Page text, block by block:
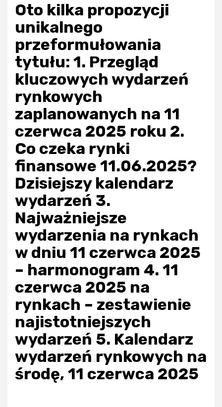
Oto kilka propozycji
unikalnego
przeformułowania
tytułu: 1. Przegląd
kluczowych wydarzeń
rynkowych
zaplanowanych na 11
czerwca 2025 roku 2.
Co czeka rynki
finansowe 11.06.2025?
Dzisiejszy kalendarz
wydarzeń 3.
Najważniejsze
wydarzenia na rynkach
w dniu 11 czerwca 2025
– harmonogram 4. 11
czerwca 2025 na
rynkach – zestawienie
najistotniejszych
wydarzeń 5. Kalendarz
wydarzeń rynkowych na
środę, 11 czerwca 2025